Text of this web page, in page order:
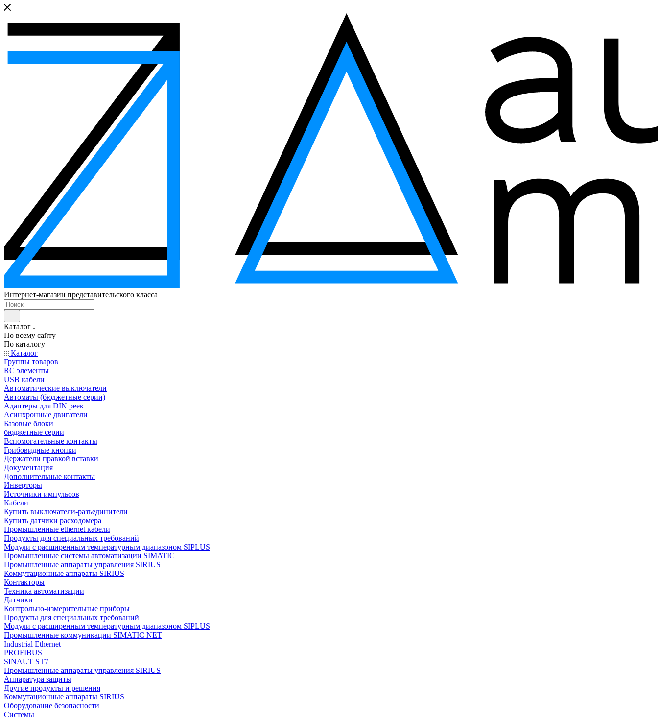
Интернет-магазин представительского класса
Каталог
По всему сайту
По каталогу
Каталог
Группы товаров
RC элементы
USB кабели
Автоматические выключатели
Автоматы (бюджетные серии)
Адаптеры для DIN реек
Асинхронные двигатели
Базовые блоки
бюджетные серии
Вспомогательные контакты
Грибовидные кнопки
Держатели правкой вставки
Документация
Дополнительные контакты
Инверторы
Источники импульсов
Кабели
Купить выключатели-разъединители
Купить датчики расходомера
Промышленные ethernet кабели
Продукты для специальных требований
Модули с расширенным температурным диапазоном SIPLUS
Промышленные системы автоматизации SIMATIC
Промышленные аппараты управления SIRIUS
Коммутационные аппараты SIRIUS
Контакторы
Техника автоматизации
Датчики
Контрольно-измерительные приборы
Продукты для специальных требований
Модули с расширенным температурным диапазоном SIPLUS
Промышленные коммуникации SIMATIC NET
Industrial Ethernet
PROFIBUS
SINAUT ST7
Промышленные аппараты управления SIRIUS
Аппаратура защиты
Другие продукты и решения
Коммутационные аппараты SIRIUS
Оборудование безопасности
Системы